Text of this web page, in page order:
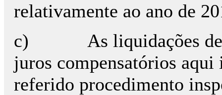
relativamente ao ano de
c)
As liquidações
juros compensatórios
referido procedimento